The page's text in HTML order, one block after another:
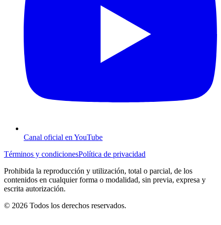
Canal oficial en YouTube
Términos y condicionesPolítica de privacidad
Prohibida la reproducción y utilización, total o parcial, de los
contenidos en cualquier forma o modalidad, sin previa, expresa y
escrita autorización.
© 2026 Todos los derechos reservados.